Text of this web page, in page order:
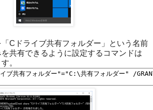
Cドライブ共有フォルダー」という名前
共有できるように設定するコマンドは
。